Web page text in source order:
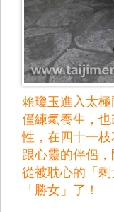
賴瓊玉進入太
僅練氣養生，
性，在四十一
跟心靈的伴侶，
從被耽心的「
「勝女」了！